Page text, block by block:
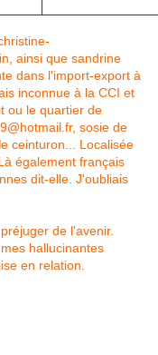
ainsi que sandrine
dans l'import-export à
inconnue à la CCI et
ou le quartier de
sosie de
ceinturon... Localisée
également français
dit-elle. J'oubliais
de l'avenir.
hallucinantes
en relation.